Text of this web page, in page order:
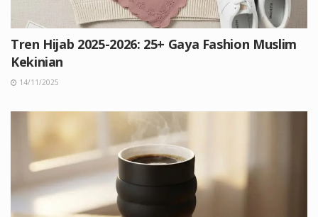
Tren Hijab 2025-2026: 25+ Gaya Fashion Muslim
Kekinian
14/11/2025